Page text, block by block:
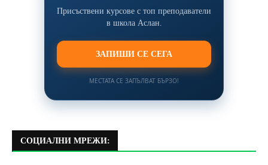
Присъствени курсове с топ преподаватели
в школа Аслан.
ЗАПИШИ СЕ СЕГА
МЕСТАТА СЕ ЗАПЪЛВАТ БЪРЗО!
СОЦИАЛНИ МРЕЖИ: